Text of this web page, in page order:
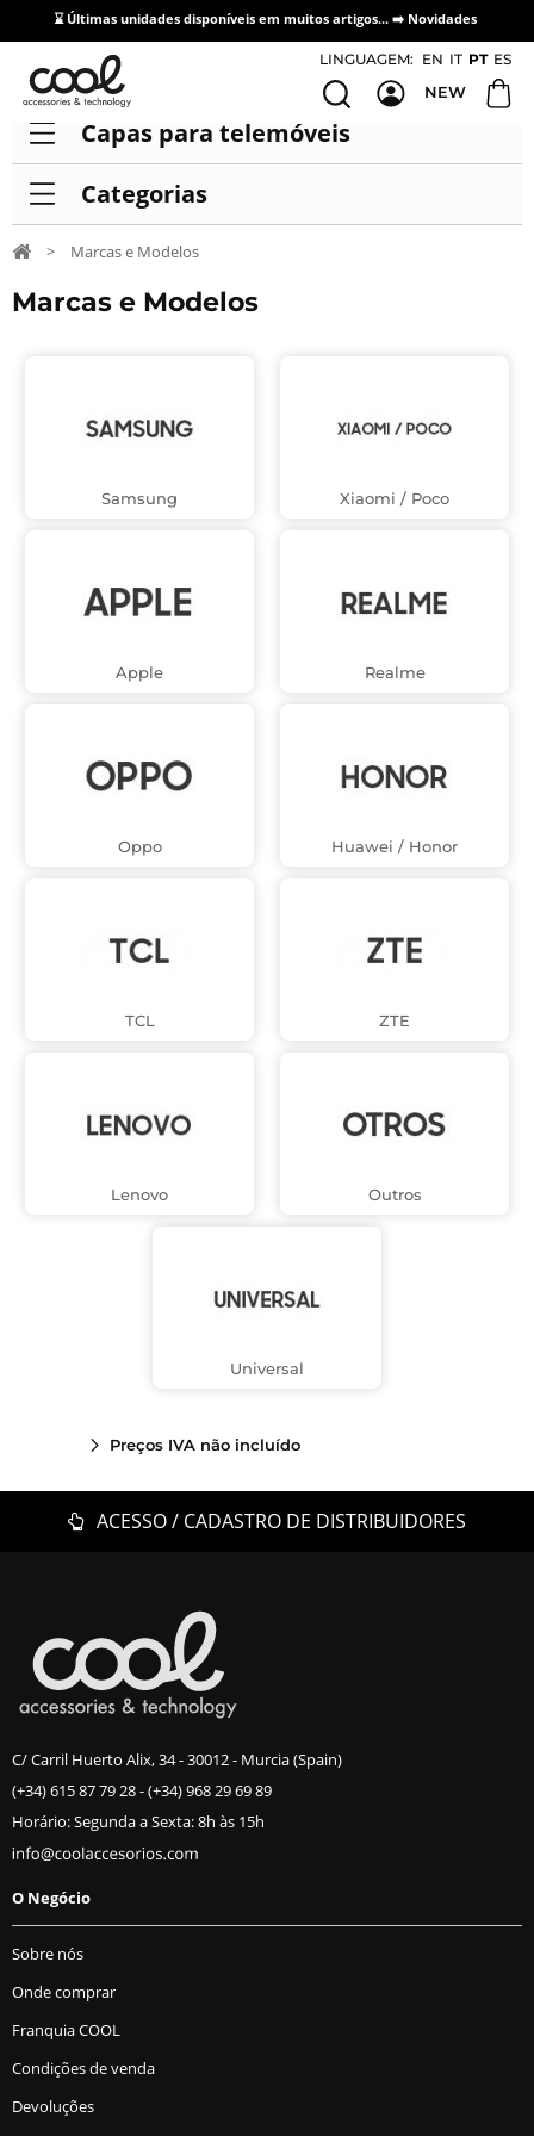
⌛ Últimas unidades disponíveis em muitos artigos... ➡️ Novidades
Acesso / Cadastro de Distribuidores
LINGUAGEM: EN IT PT ES
NEW
Capas para telemóveis
Categorias
> Marcas e Modelos
Marcas e Modelos
Samsung Xiaomi / Poco
Apple Realme
Oppo Huawei / Honor
TCL ZTE
Lenovo Outros
Universal
Preços IVA não incluído
ACESSO / CADASTRO DE DISTRIBUIDORES
C/ Carril Huerto Alix, 34 - 30012 - Murcia (Spain)
(+34) 615 87 79 28-(+34) 968 29 69 89
Horário: Segunda a Sexta: 8h às 15h
O Negócio
Sobre nós
Onde comprar
Franquia COOL
Condições de venda
Devoluções